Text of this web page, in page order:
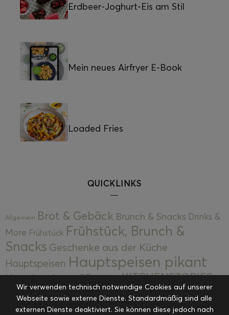
Erdbeer-Joghurt-Eis am Stil
Mein neues Airfryer E-Book
Loaded Fries
QUICKLINKS
Allgemein Brot & Gebäck Brunch & Snacks Drinks &
More Frühstück Frühstück, Brunch &
Snacks Geschenke aus der Küche
Hauptspeisen Hauptspeisen pikant
Hauptspeisen süßKekseKITCHENSTORIES
Kuchen, Torten & Desserts Kuchen und
Desserts Kulinarik Kulinarische Mitbringsel &
Wir verwenden technisch notwendige Cookies auf unserer
Webseite sowie externe Dienste. Standardmäßig sind alle
externen Dienste deaktiviert. Sie können diese jedoch nach